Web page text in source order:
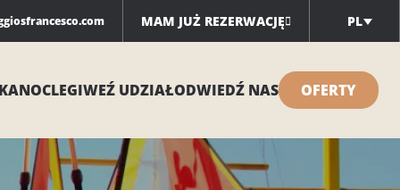
MAM JUŻ REZERWACJĘ PL
NOCLEGIWEŹ UDZIAŁODWIEDŹ NAS OFERTY